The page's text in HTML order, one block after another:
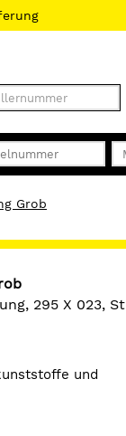
Grob
295 X 023, St
und